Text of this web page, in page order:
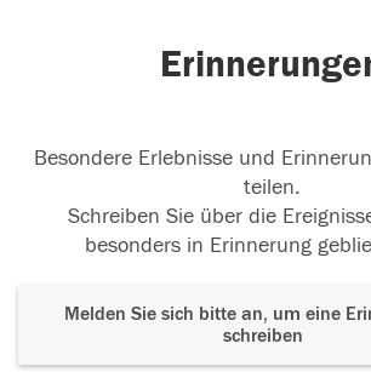
Besondere Erlebnisse und
teilen.
Schreiben Sie über die
besonders in Erinnerung
Melden Sie sich bitte an, um eine
schreiben